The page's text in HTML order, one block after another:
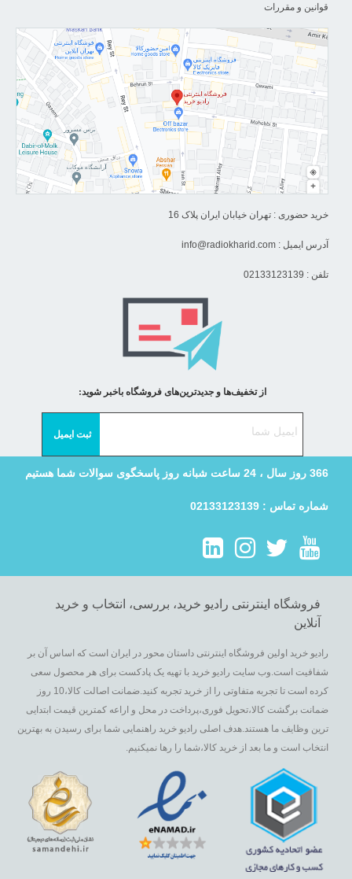
قوانین و مقررات
خرید حضوری : تهران خیابان ایران پلاک 16
آدرس ایمیل : info@radiokharid.com
تلفن : 02133123139
366 روز سال ، 24 ساعت شبانه روز پاسخگوی سوالات شما هستیم
شماره تماس : 02133123139
از تخفیف‌ها و جدیدترین‌های فروشگاه باخبر شوید:
فروشگاه اینترنتی رادیو خرید، بررسی، انتخاب و خرید
آنلاین
رادیو خرید اولین فروشگاه اینترنتی داستان محور در ایران است که اساس آن بر
شفافیت است.وب سایت رادیو خرید با تهیه یک پادکست برای هر محصول سعی
کرده است تا تجربه متفاوتی را از خرید تجربه کنید.ضمانت اصالت کالا،10 روز
ضمانت برگشت کالا،تحویل فوری،پرداخت در محل و اراعه کمترین قیمت ابتدایی
ترین وظایف ما هستند.هدف اصلی رادیو خرید راهنمایی شما برای رسیدن به بهترین
انتخاب است و ما بعد از خرید کالا،شما را رها نمیکنیم.